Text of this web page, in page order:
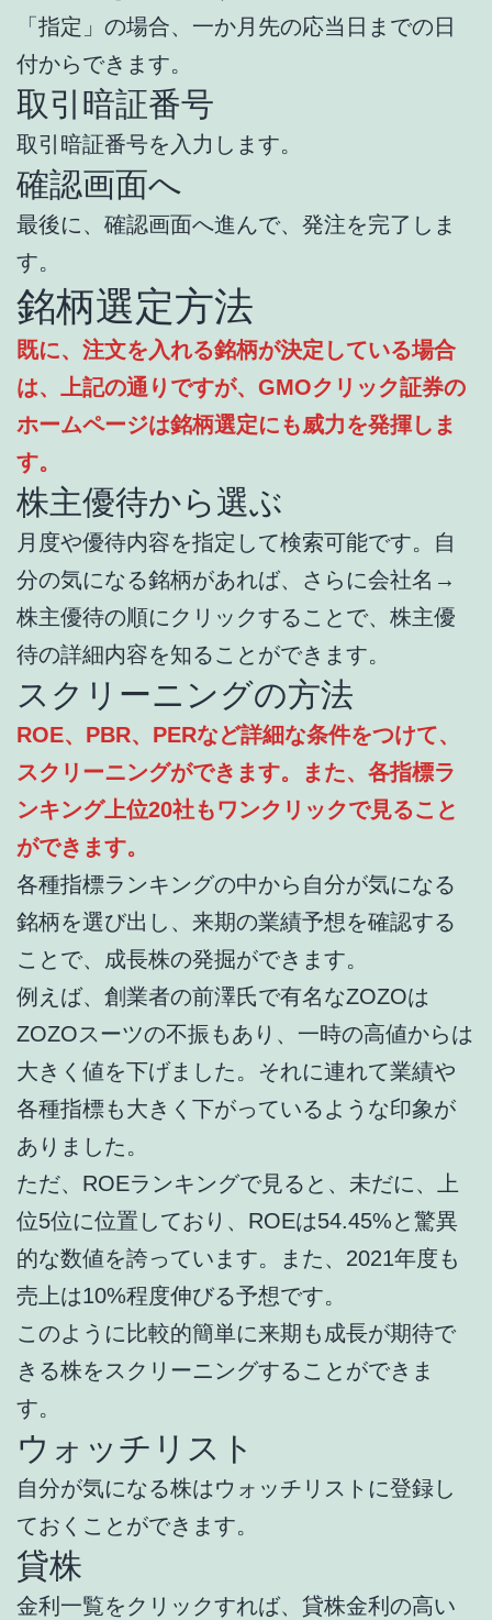
「指定」の場合、一か月先の応当日までの日
付からできます。
取引暗証番号
取引暗証番号を入力します。
確認画面へ
最後に、確認画面へ進んで、発注を完了しま
す。
銘柄選定方法
既に、注文を入れる銘柄が決定している場合
は、上記の通りですが、GMOクリック証券の
ホームページは銘柄選定にも威力を発揮しま
す。
株主優待から選ぶ
月度や優待内容を指定して検索可能です。自
分の気になる銘柄があれば、さらに会社名→
株主優待の順にクリックすることで、株主優
待の詳細内容を知ることができます。
スクリーニングの方法
ROE、PBR、PERなど詳細な条件をつけて、
スクリーニングができます。また、各指標ラ
ンキング上位20社もワンクリックで見ること
ができます。
各種指標ランキングの中から自分が気になる
銘柄を選び出し、来期の業績予想を確認する
ことで、成長株の発掘ができます。
例えば、創業者の前澤氏で有名なZOZOは
ZOZOスーツの不振もあり、一時の高値からは
大きく値を下げました。それに連れて業績や
各種指標も大きく下がっているような印象が
ありました。
ただ、ROEランキングで見ると、未だに、上
位5位に位置しており、ROEは54.45%と驚異
的な数値を誇っています。また、2021年度も
売上は10%程度伸びる予想です。
このように比較的簡単に来期も成長が期待で
きる株をスクリーニングすることができま
す。
ウォッチリスト
自分が気になる株はウォッチリストに登録し
ておくことができます。
貸株
金利一覧をクリックすれば、貸株金利の高い